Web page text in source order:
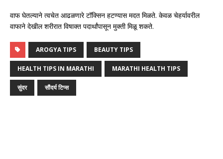
वाफ घेतल्याने त्वचेत आढळणारे टॉक्सिन हटण्यास मदत मिळते. केवळ चेहर्यावरील
वाफाने देखील शरीरात विषाक्त पदार्थांपासून मुक्ती मिळू शकते.
AROGYA TIPS BEAUTY TIPS
HEALTH TIPS IN MARATHI MARATHI HEALTH TIPS
सुंदर सौंदर्य टिप्स